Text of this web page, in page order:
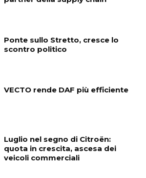
Ponte sullo Stretto, cresce lo
scontro politico
VECTO rende DAF più efficiente
Luglio nel segno di Citroën:
quota in crescita, ascesa dei
veicoli commerciali